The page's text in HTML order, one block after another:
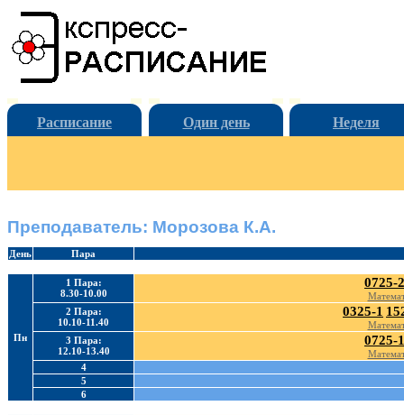
Расписание Один день Неделя
Преподаватель: Морозова К.А.
День Пара
Пн
1 Пара:
8.30-10.00
0725-2
2 Пара:
10.10-11.40
0325-1
3 Пара:
12.10-13.40
0725-1
4
5
6